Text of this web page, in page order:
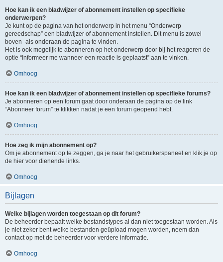
Hoe kan ik een bladwijzer of abonnement instellen op specifieke
onderwerpen?
Je kunt op de pagina van het onderwerp in het menu “Onderwerp
gereedschap” een bladwijzer of abonnement instellen. Dit menu is zowel
boven- als onderaan de pagina te vinden.
Het is ook mogelijk te abonneren op het onderwerp door bij het reageren de
optie “Informeer me wanneer een reactie is geplaatst” aan te vinken.
Omhoog
Hoe kan ik een bladwijzer of abonnement instellen op specifieke forums?
Je abonneren op een forum gaat door onderaan de pagina op de link
“Abonneer forum” te klikken nadat je een forum geopend hebt.
Omhoog
Hoe zeg ik mijn abonnement op?
Om je abonnement op te zeggen, ga je naar het gebruikerspaneel en klik je op
de hier voor dienende links.
Omhoog
Bijlagen
Welke bijlagen worden toegestaan op dit forum?
De beheerder bepaalt welke bestandstypes al dan niet toegestaan worden. Als
je niet zeker bent welke bestanden geüpload mogen worden, neem dan
contact op met de beheerder voor verdere informatie.
Omhoog